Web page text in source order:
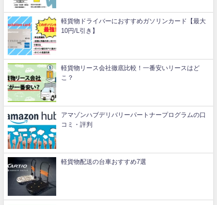
軽貨物ドライバーにおすすめガソリンカード【最大
10円/L引き】
軽貨物リース会社徹底比較！一番安いリースはど
こ？
アマゾンハブデリバリーパートナープログラムの口
コミ・評判
軽貨物配送の台車おすすめ7選